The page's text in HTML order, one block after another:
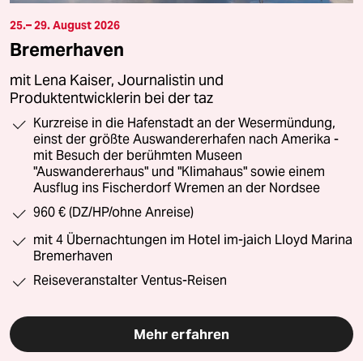
25.– 29. August 2026
Bremerhaven
mit Lena Kaiser, Journalistin und
Produktentwicklerin bei der taz
Kurzreise in die Hafenstadt an der Wesermündung,
einst der größte Auswandererhafen nach Amerika -
mit Besuch der berühmten Museen
"Auswandererhaus" und "Klimahaus" sowie einem
Ausflug ins Fischerdorf Wremen an der Nordsee
960 € (DZ/HP/ohne Anreise)
mit 4 Übernachtungen im Hotel im-jaich Lloyd Marina
Bremerhaven
Reiseveranstalter Ventus-Reisen
Mehr erfahren